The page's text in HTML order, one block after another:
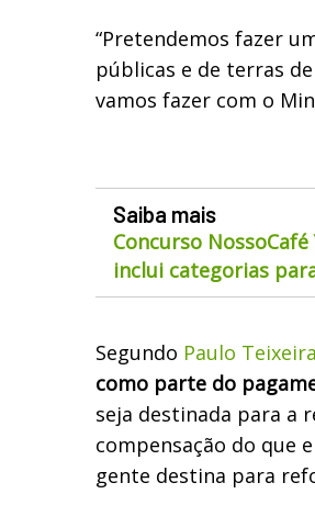
“Pretendemos fazer
públicas e de terras
vamos fazer com o
Saiba mais
Concurso
inclui categorias
Segundo Paulo Teixeira
como parte do
seja destinada para a
compensação do que
gente destina para